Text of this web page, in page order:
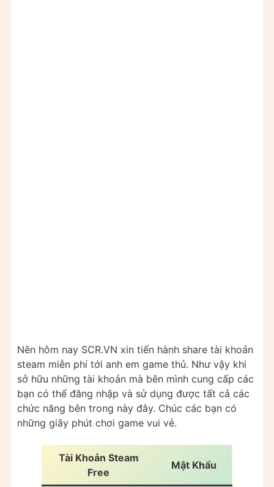
Nên hôm nay SCR.VN xin tiến hành share tài khoản
steam miễn phí tới anh em game thủ. Như vậy khi
sở hữu những tài khoản mà bên mình cung cấp các
bạn có thể đăng nhập và sử dụng được tất cả các
chức năng bên trong này đây. Chúc các bạn có
những giây phút chơi game vui vẻ.
Tài Khoản Steam
Free
Mật Khẩu